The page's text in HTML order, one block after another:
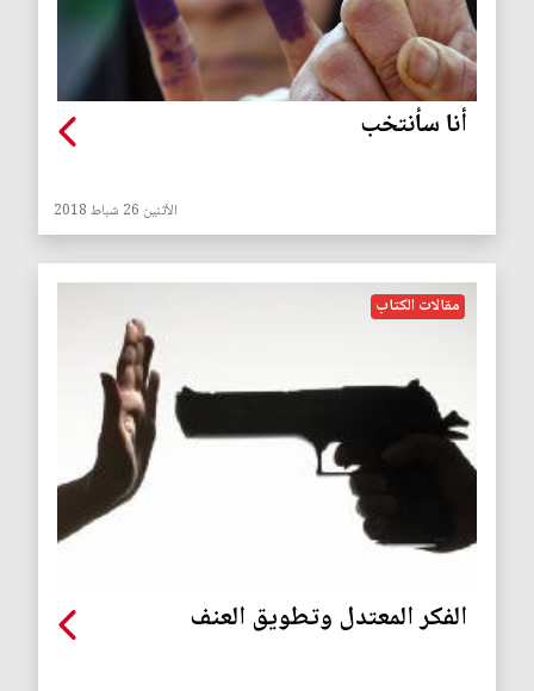
أنا سأنتخب
الأثنين 26 شباط 2018
مقالات الكتاب
الفكر المعتدل وتطويق العنف